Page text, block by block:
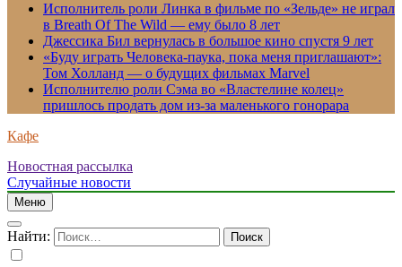
Исполнитель роли Линка в фильме по «Зельде» не играл
в Breath Of The Wild — ему было 8 лет
Джессика Бил вернулась в большое кино спустя 9 лет
«Буду играть Человека-паука, пока меня приглашают»:
Том Холланд — о будущих фильмах Marvel
Исполнителю роли Сэма во «Властелине колец»
пришлось продать дом из-за маленького гонорара
Кафе
Новостная рассылка
Случайные новости
Меню
Найти: